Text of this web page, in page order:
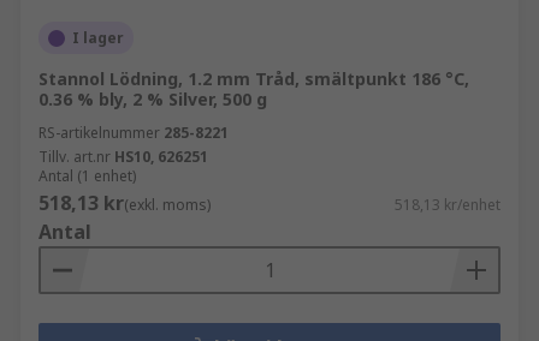
I lager
Stannol Lödning, 1.2 mm Tråd, smältpunkt 186 °C,
0.36 % bly, 2 % Silver, 500 g
RS-artikelnummer 285-8221
Tillv. art.nr HS10, 626251
Antal (1 enhet)
518,13 kr(exkl. moms) 518,13 kr/enhet
Antal